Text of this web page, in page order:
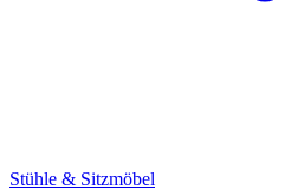
Stühle & Sitzmöbel